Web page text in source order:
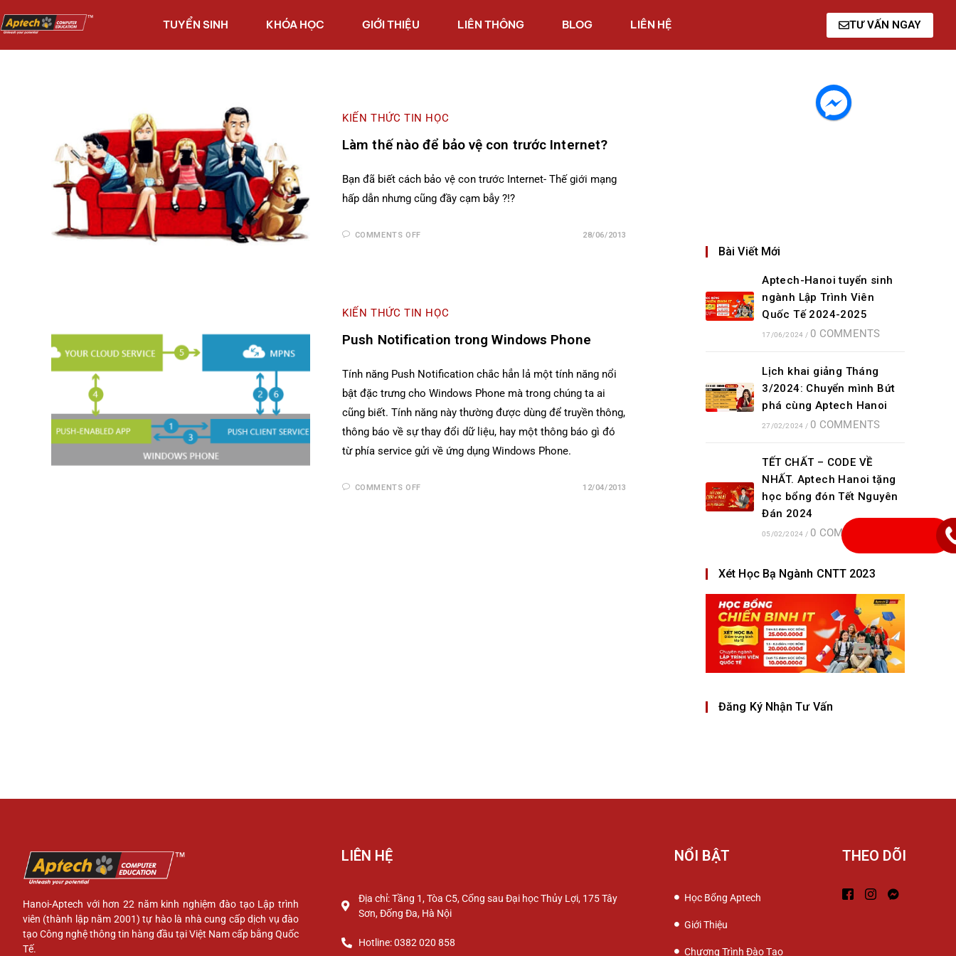
TUYỂN SINH KHÓA HỌC GIỚI THIỆU LIÊN THÔNG BLOG LIÊN HỆ TƯ VẤN NGAY
KIẾN THỨC TIN HỌC
Làm thế nào để bảo vệ con trước Internet?
Bạn đã biết cách bảo vệ con trước Internet- Thế giới mạng
hấp dẫn nhưng cũng đầy cạm bẫy ?!?
COMMENTS OFF 28/06/2013
KIẾN THỨC TIN HỌC
Push Notification trong Windows Phone
Tính năng Push Notification chắc hẳn lả một tính năng nổi
bật đặc trưng cho Windows Phone mà trong chúng ta ai
cũng biết. Tính năng này thường được dùng để truyền thông,
thông báo về sự thay đổi dữ liệu, hay một thông báo gì đó
từ phía service gửi về ứng dụng Windows Phone.
COMMENTS OFF 12/04/2013
Bài Viết Mới
Aptech-Hanoi tuyển sinh
ngành Lập Trình Viên
Quốc Tế 2024-2025
17/06/2024 / 0 COMMENTS
Lịch khai giảng Tháng
3/2024: Chuyển mình Bứt
phá cùng Aptech Hanoi
27/02/2024 / 0 COMMENTS
TẾT CHẤT – CODE VỀ
NHẤT. Aptech Hanoi tặng
học bổng đón Tết Nguyên
Đán 2024
05/02/2024 / 0 COMMENTS
Xét Học Bạ Ngành CNTT 2023
Đăng Ký Nhận Tư Vấn
Hanoi-Aptech với hơn 22 năm kinh nghiệm đào tạo Lập trình
viên (thành lập năm 2001) tự hào là nhà cung cấp dịch vụ đào
tạo Công nghệ thông tin hàng đầu tại Việt Nam cấp bằng Quốc
Tế.
LIÊN HỆ
Địa chỉ: Tầng 1, Tòa C5, Cổng sau Đại học Thủy Lợi, 175 Tây
Sơn, Đống Đa, Hà Nội
Hotline: 0382 020 858
NỔI BẬT
Học Bổng Aptech
Giới Thiệu
Chương Trình Đào Tạo
THEO DÕI